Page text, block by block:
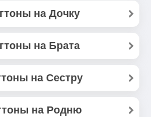
на Дочку
на Брата
на Сестру
на Родню